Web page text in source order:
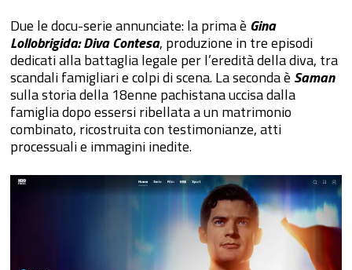
Due le docu-serie annunciate: la prima è Gina
Lollobrigida: Diva Contesa, produzione in tre episodi
dedicati alla battaglia legale per l’eredità della diva, tra
scandali famigliari e colpi di scena. La seconda è Saman
sulla storia della 18enne pachistana uccisa dalla
famiglia dopo essersi ribellata a un matrimonio
combinato, ricostruita con testimonianze, atti
processuali e immagini inedite.